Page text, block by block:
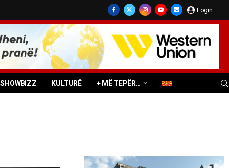
Login
SHOWBIZZ KULTURË + MË TEPËR…